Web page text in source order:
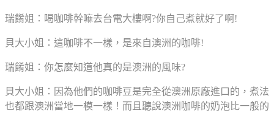
瑞餚姐：喝咖啡幹嘛去台電大樓啊?你自己煮就好了啊!
貝大小姐：這咖啡不一樣，是來自澳洲的咖啡!
瑞餚姐：你怎麼知道他真的是澳洲的風味?
貝大小姐：因為他們的咖啡豆是完全從澳洲原廠進口的，煮法
也都跟澳洲當地一模一樣！而且聽說澳洲咖啡的奶泡比一般的